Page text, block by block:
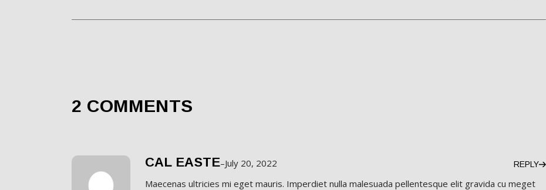
2 COMMENTS
CAL EASTE–July 20, 2022 REPLY
Maecenas ultricies mi eget mauris. Imperdiet nulla malesuada pellentesque elit gravida cu meget